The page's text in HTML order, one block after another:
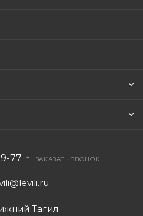
77 ЗАКАЗАТЬ ЗВОНОК
Тагил